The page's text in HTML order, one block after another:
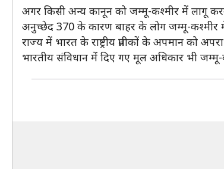
अगर किसी अन्य कानून को जम्मू-कश्मीर में लागू
अनुच्छेद 370 के कारण बाहर के लोग जम्मू-कश्मीर
राज्य में भारत के राष्ट्रीय प्रतीकों के अपमान को
भारतीय संविधान में दिए गए मूल अधिकार भी